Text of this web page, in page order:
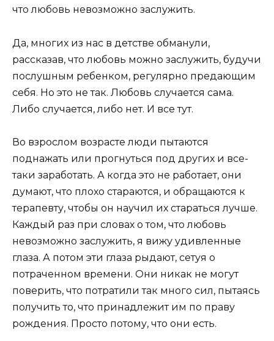
что любовь невозможно заслужить.
Да, многих из нас в детстве обманули,
рассказав, что любовь можно заслужить, будучи
послушным ребенком, регулярно предающим
себя. Но это не так. Любовь случается сама.
Либо случается, либо нет. И все тут.
Во взрослом возрасте люди пытаются
поднажать или прогнуться под других и все-
таки заработать. А когда это не работает, они
думают, что плохо стараются, и обращаются к
терапевту, чтобы он научил их стараться лучше.
Каждый раз при словах о том, что любовь
невозможно заслужить, я вижу удивленные
глаза. А потом эти глаза рыдают, сетуя о
потраченном времени. Они никак не могут
поверить, что потратили так много сил, пытаясь
получить то, что принадлежит им по праву
рождения. Просто потому, что они есть.